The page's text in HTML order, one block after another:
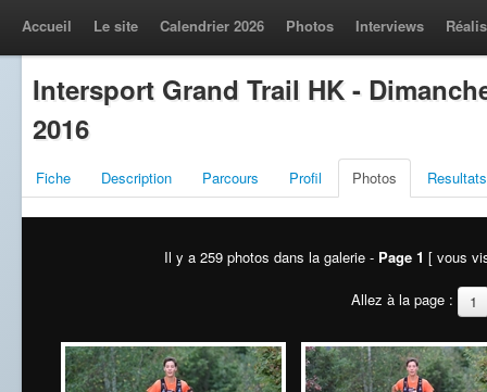
Accueil Le site Calendrier 2026 Photos Interviews
Intersport Grand Trail HK -
2016
Fiche Description Parcours Profil Photos Resultats
Il y a 259 photos dans la galerie - Page 1 [ vous
Allez à la page : 1